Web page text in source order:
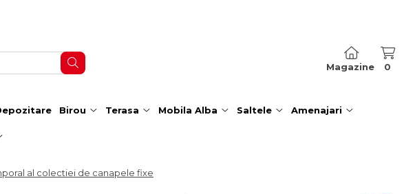
Magazine 0
Birou Terasa Mobila Alba Saltele Amenajari
al colectiei de canapele fixe